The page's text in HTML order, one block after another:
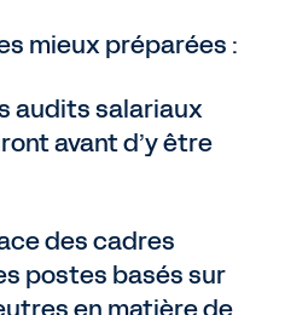
mieux préparées :
audits salariaux
avant d’y être
des cadres
postes basés sur